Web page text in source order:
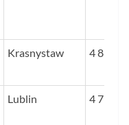
Krasnystaw 4 860
Lublin 4 753